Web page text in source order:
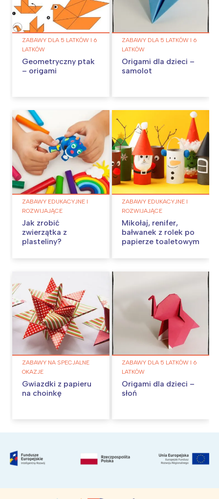
ZABAWY DLA 5 LATKÓW I 6
LATKÓW
Geometryczny ptak
– origami
ZABAWY DLA 5 LATKÓW I 6
LATKÓW
Origami dla dzieci –
samolot
ZABAWY EDUKACYJNE I
ROZWIJAJĄCE
Jak zrobić
zwierzątka z
plasteliny?
ZABAWY EDUKACYJNE I
ROZWIJAJĄCE
Mikołaj, renifer,
bałwanek z rolek po
papierze toaletowym
ZABAWY NA SPECJALNE
OKAZJE
Gwiazdki z papieru
na choinkę
ZABAWY DLA 5 LATKÓW I 6
LATKÓW
Origami dla dzieci –
słoń